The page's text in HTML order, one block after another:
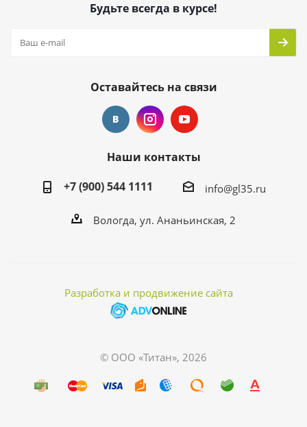
Будьте всегда в курсе!
Оставайтесь на связи
Наши контакты
+7 (900) 544 1111
info@gl35.ru
Вологда, ул. Ананьинская, 2
Разработка и продвижение сайта
© ООО «Титан», 2026